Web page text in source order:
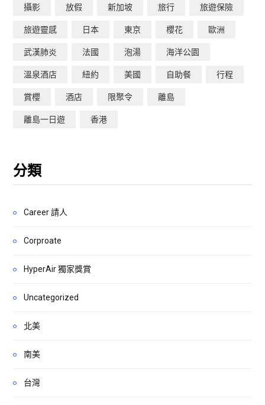
攝影 放假 新加坡 旅行 旅遊保險
旅遊靈感 日本 東京 櫻花 歐洲
武漢肺炎 法國 泡湯 海洋公園
溫泉酒店 紐約 美國 自助餐 行程
賞櫻 酒店 限聚令 離島
離島一日遊 香港
分類
Career 請人
Corproate
HyperAir 獨家獎賞
Uncategorized
北美
南美
台灣